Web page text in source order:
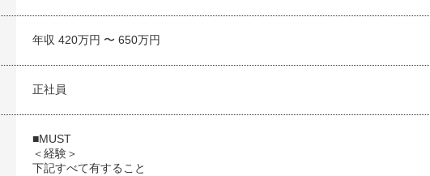
年収 420万円 〜 650万円
正社員
■MUST
＜経験＞
下記すべて有すること